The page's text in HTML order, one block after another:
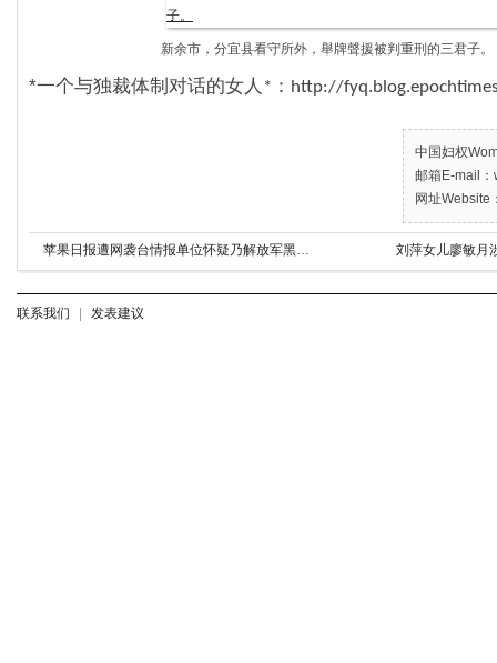
新余市，分宜县看守所外，舉牌聲援被判重刑的三君子。
*一个与独裁体制对话的女人 * ： http://
中国妇权
邮箱E-mail
网址Website
刘萍女儿廖敏月
联系我们 | 发表建议